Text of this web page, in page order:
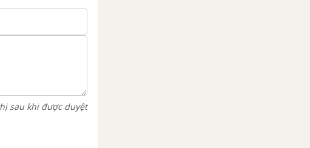
sau khi được duyệt